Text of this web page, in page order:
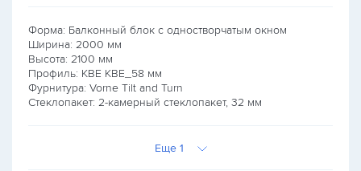
Форма: Балконный блок с одностворчатым окном
Ширина: 2000 мм
Высота: 2100 мм
Профиль: KBE КВЕ_58 мм
Фурнитура: Vorne Tilt and Turn
Стеклопакет: 2-камерный стеклопакет, 32 мм
Еще 1